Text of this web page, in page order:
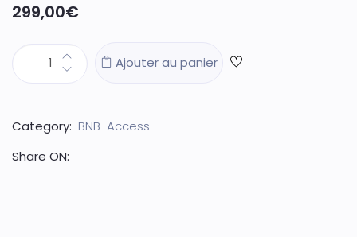
299,00€
Ajouter au panier
Category: BNB-Access
Share ON: